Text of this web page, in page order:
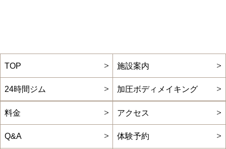
TOP 施設案内
24時間ジム 加圧ボディメイキング
料金 アクセス
Q&A 体験予約